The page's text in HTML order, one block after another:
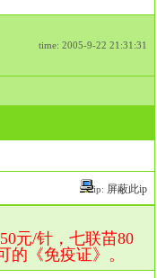
time: 2005-9-22 21:31:31
ip: 屏蔽此ip
元/针，七联苗80
《免疫证》。